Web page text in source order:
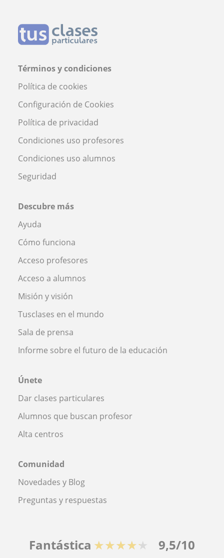
Términos y condiciones
Política de cookies
Configuración de Cookies
Política de privacidad
Condiciones uso profesores
Condiciones uso alumnos
Seguridad
Descubre más
Ayuda
Cómo funciona
Acceso profesores
Acceso a alumnos
Misión y visión
Tusclases en el mundo
Sala de prensa
Informe sobre el futuro de la educación
Únete
Dar clases particulares
Alumnos que buscan profesor
Alta centros
Comunidad
Novedades y Blog
Preguntas y respuestas
Fantástica ★★★★★ 9,5/10